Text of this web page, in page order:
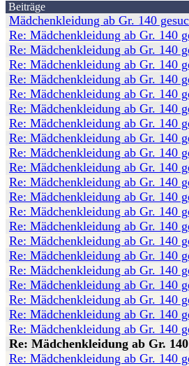
Beiträge
Mädchenkleidung ab Gr. 140
Re: Mädchenkleidung ab Gr. 140
Re: Mädchenkleidung ab Gr. 140
Re: Mädchenkleidung ab Gr. 140
Re: Mädchenkleidung ab Gr. 140
Re: Mädchenkleidung ab Gr. 140
Re: Mädchenkleidung ab Gr. 140
Re: Mädchenkleidung ab Gr. 140
Re: Mädchenkleidung ab Gr. 140
Re: Mädchenkleidung ab Gr. 140
Re: Mädchenkleidung ab Gr. 140
Re: Mädchenkleidung ab Gr. 140
Re: Mädchenkleidung ab Gr. 140
Re: Mädchenkleidung ab Gr. 140
Re: Mädchenkleidung ab Gr. 140
Re: Mädchenkleidung ab Gr. 140
Re: Mädchenkleidung ab Gr. 140
Re: Mädchenkleidung ab Gr. 140
Re: Mädchenkleidung ab Gr. 140
Re: Mädchenkleidung ab Gr. 140
Re: Mädchenkleidung ab Gr. 140
Re: Mädchenkleidung ab Gr. 140
Re: Mädchenkleidung ab Gr.
Re: Mädchenkleidung ab Gr. 140